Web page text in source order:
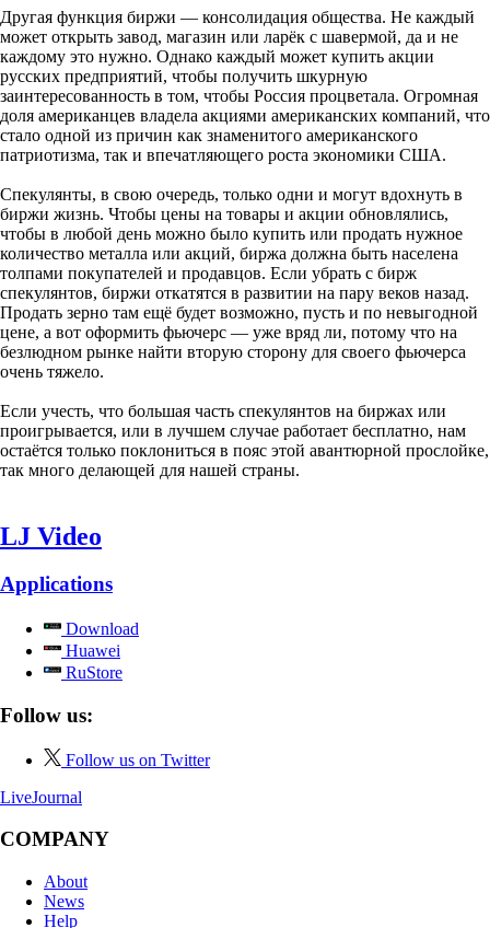
Другая функция биржи — консолидация общества. Не каждый
может открыть завод, магазин или ларёк с шавермой, да и не
каждому это нужно. Однако каждый может купить акции
русских предприятий, чтобы получить шкурную
заинтересованность в том, чтобы Россия процветала. Огромная
доля американцев владела акциями американских компаний, что
стало одной из причин как знаменитого американского
патриотизма, так и впечатляющего роста экономики США.
Спекулянты, в свою очередь, только одни и могут вдохнуть в
биржи жизнь. Чтобы цены на товары и акции обновлялись,
чтобы в любой день можно было купить или продать нужное
количество металла или акций, биржа должна быть населена
толпами покупателей и продавцов. Если убрать с бирж
спекулянтов, биржи откатятся в развитии на пару веков назад.
Продать зерно там ещё будет возможно, пусть и по невыгодной
цене, а вот оформить фьючерс — уже вряд ли, потому что на
безлюдном рынке найти вторую сторону для своего фьючерса
очень тяжело.
Если учесть, что большая часть спекулянтов на биржах или
проигрывается, или в лучшем случае работает бесплатно, нам
остаётся только поклониться в пояс этой авантюрной прослойке,
так много делающей для нашей страны.
LJ Video
Applications
Download
Huawei
RuStore
Follow us:
Follow us on Twitter
LiveJournal
COMPANY
About
News
Help